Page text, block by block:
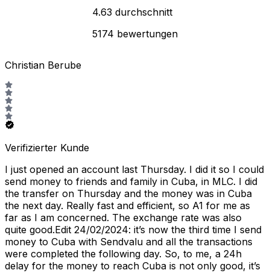
4.63 durchschnitt
5174 bewertungen
Christian Berube
Verifizierter Kunde
I just opened an account last Thursday. I did it so I could
send money to friends and family in Cuba, in MLC. I did
the transfer on Thursday and the money was in Cuba
the next day. Really fast and efficient, so A1 for me as
far as I am concerned. The exchange rate was also
quite good.Edit 24/02/2024: it’s now the third time I send
money to Cuba with Sendvalu and all the transactions
were completed the following day. So, to me, a 24h
delay for the money to reach Cuba is not only good, it’s